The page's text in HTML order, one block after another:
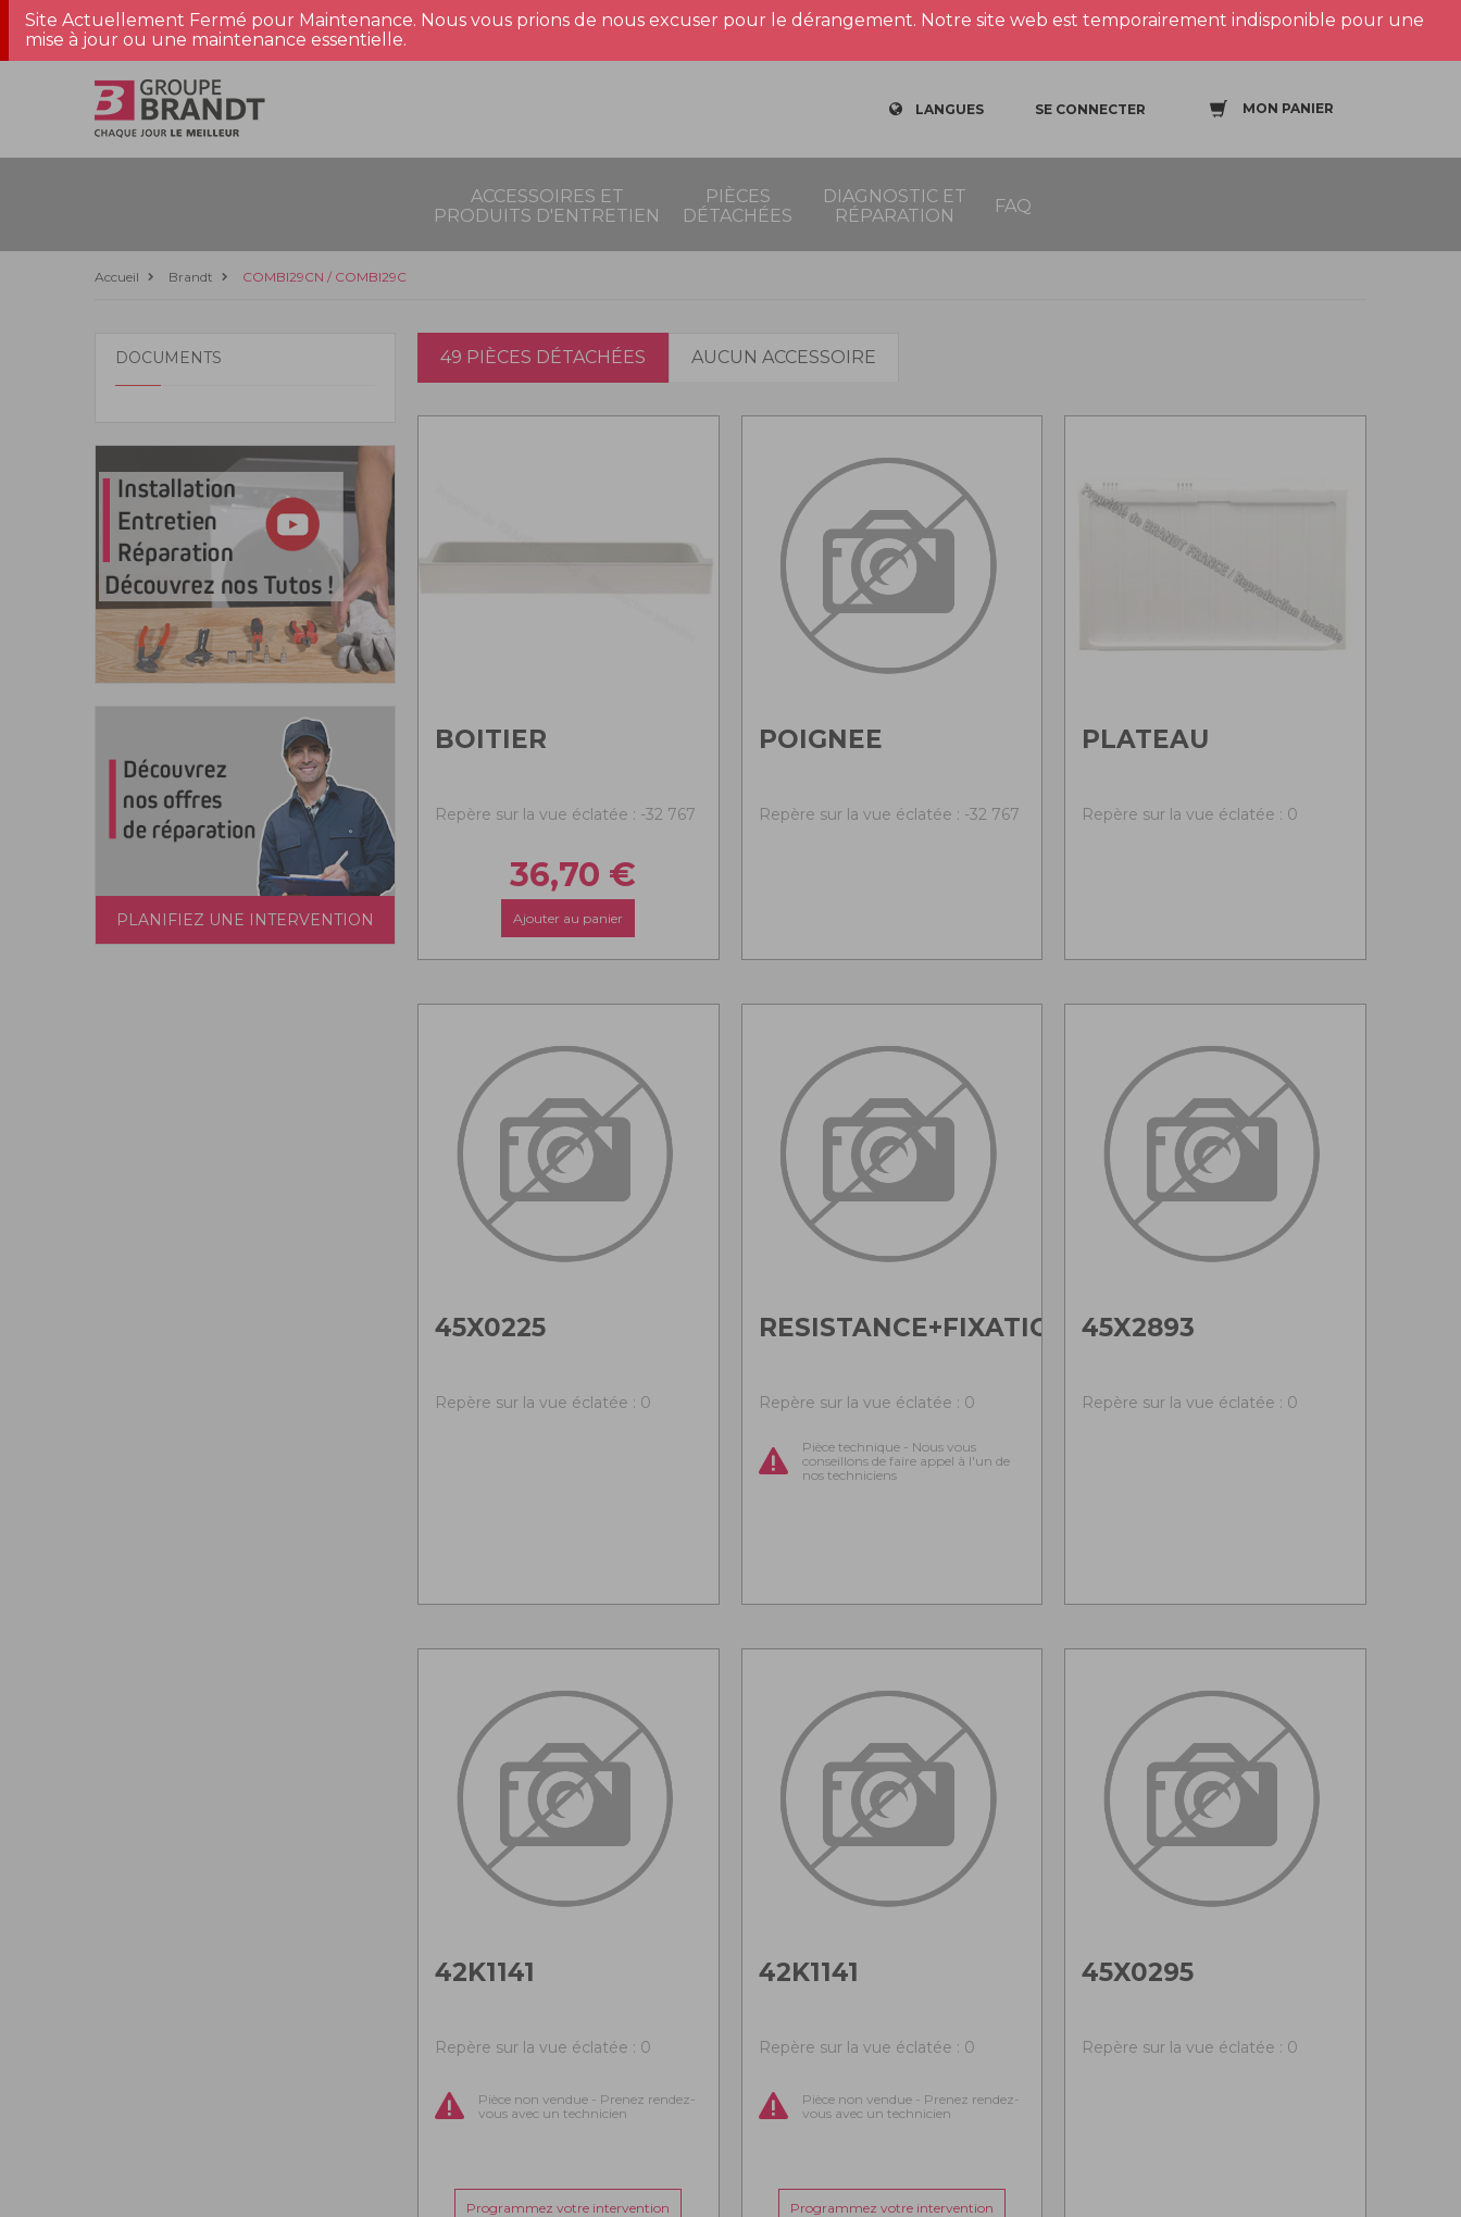
Site Actuellement Fermé pour Maintenance. Nous vous prions de nous excuser pour le dérangement. Notre site web est temporairement indisponible pour une
mise à jour ou une maintenance essentielle.
LANGUES SE CONNECTER MON PANIER
ACCESSOIRES ET
PRODUITS D'ENTRETIEN
PIÈCES
DÉTACHÉES
DIAGNOSTIC ET
RÉPARATION
FAQ
Accueil Brandt COMBI29CN / COMBI29C
DOCUMENTS
PLANIFIEZ UNE INTERVENTION
49 PIÈCES DÉTACHÉES AUCUN ACCESSOIRE
BOITIER
Repère sur la vue éclatée : -32 767
36,70 €
Ajouter au panier
POIGNEE
Repère sur la vue éclatée : -32 767
PLATEAU
Repère sur la vue éclatée : 0
45X0225
Repère sur la vue éclatée : 0
RESISTANCE+FIXATION
Repère sur la vue éclatée : 0
Pièce technique - Nous vous
conseillons de faire appel à l'un de
nos techniciens
45X2893
Repère sur la vue éclatée : 0
42K1141
Repère sur la vue éclatée : 0
Pièce non vendue - Prenez rendez-
vous avec un technicien
Programmez votre intervention
42K1141
Repère sur la vue éclatée : 0
Pièce non vendue - Prenez rendez-
vous avec un technicien
Programmez votre intervention
45X0295
Repère sur la vue éclatée : 0